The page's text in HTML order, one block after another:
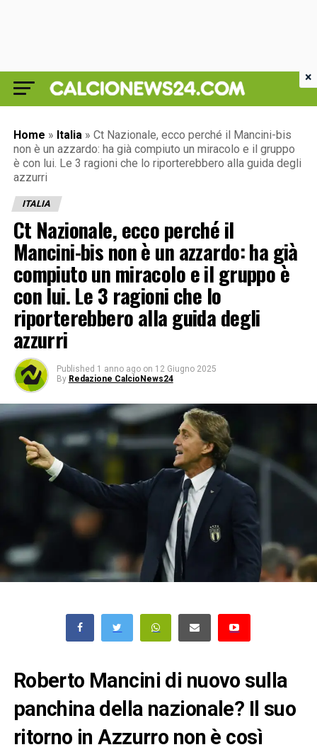
Home » Italia » Ct Nazionale, ecco perché il Mancini-bis
non è un azzardo: ha già compiuto un miracolo e il gruppo
è con lui. Le 3 ragioni che lo riporterebbero alla guida degli
azzurri
ITALIA
Ct Nazionale, ecco perché il
Mancini-bis non è un azzardo: ha già
compiuto un miracolo e il gruppo è
con lui. Le 3 ragioni che lo
riporterebbero alla guida degli
azzurri
Published 1 anno ago on 12 Giugno 2025
By Redazione CalcioNews24
Roberto Mancini di nuovo sulla
panchina della nazionale? Il suo
ritorno in Azzurro non è così
×